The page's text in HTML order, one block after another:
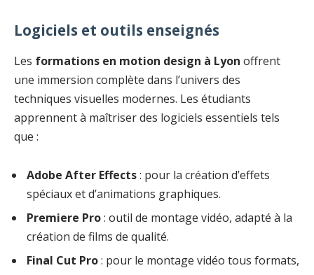
Logiciels et outils enseignés
Les formations en motion design à Lyon offrent
une immersion complète dans l’univers des
techniques visuelles modernes. Les étudiants
apprennent à maîtriser des logiciels essentiels tels
que :
Adobe After Effects: pour la création d’effets
spéciaux et d’animations graphiques.
Premiere Pro: outil de montage vidéo, adapté à la
création de films de qualité.
Final Cut Pro: pour le montage vidéo tous formats,